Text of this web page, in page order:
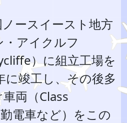
ースイースト地方
アイクルフ
）に組立工場を
に竣工し、その後多
両（Class
電車など）をこの